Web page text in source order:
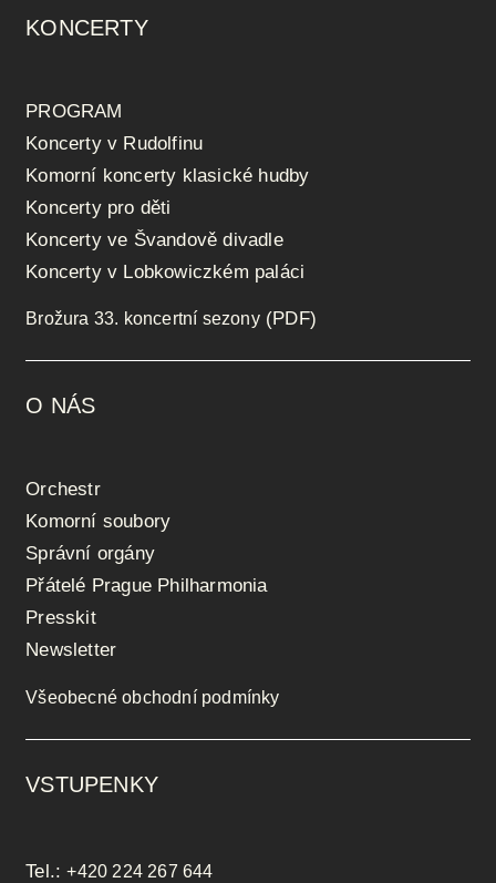
KONCERTY
PROGRAM
Koncerty v Rudolfinu
Komorní koncerty klasické hudby
Koncerty pro děti
Koncerty ve Švandově divadle
Koncerty v Lobkowiczkém paláci
Brožura 33. koncertní sezony(PDF)
O NÁS
Orchestr
Komorní soubory
Správní orgány
Přátelé Prague Philharmonia
Presskit
Newsletter
Všeobecné obchodní podmínky
VSTUPENKY
Tel.:+420 224 267 644